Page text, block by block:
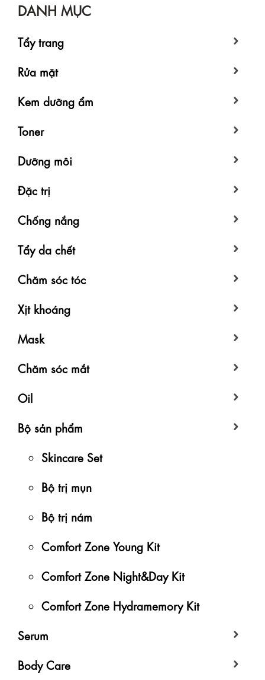
DANH MỤC
Tẩy trang
Rửa mặt
Kem dưỡng ẩm
Toner
Dưỡng môi
Đặc trị
Chống nắng
Tẩy da chết
Chăm sóc tóc
Xịt khoáng
Mask
Chăm sóc mắt
Oil
Bộ sản phẩm
Skincare Set
Bộ trị mụn
Bộ trị nám
Comfort Zone Young Kit
Comfort Zone Night&Day Kit
Comfort Zone Hydramemory Kit
Serum
Body Care